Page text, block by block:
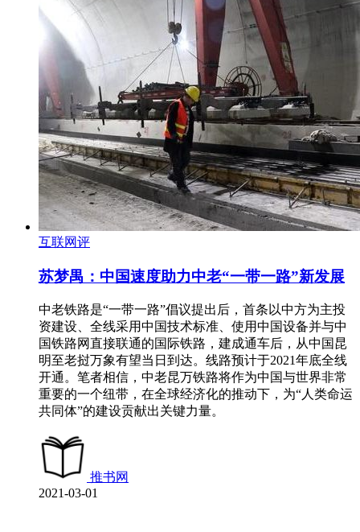
互联网评
苏梦禺：中国速度助力中老“一带一路”新发展
中老铁路是“一带一路”倡议提出后，首条以中方为主投
资建设、全线采用中国技术标准、使用中国设备并与中
国铁路网直接联通的国际铁路，建成通车后，从中国昆
明至老挝万象有望当日到达。线路预计于2021年底全线
开通。笔者相信，中老昆万铁路将作为中国与世界非常
重要的一个纽带，在全球经济化的推动下，为“人类命运
共同体”的建设贡献出关键力量。
推书网
2021-03-01